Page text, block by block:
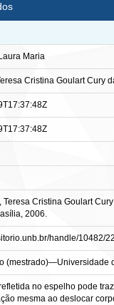
Maria
Cristina Goulart Cury
Teresa Cristina Goulart
2006.
handle/10482/
(mestrado)—Universidade
no espelho pode
mesma ao deslocar